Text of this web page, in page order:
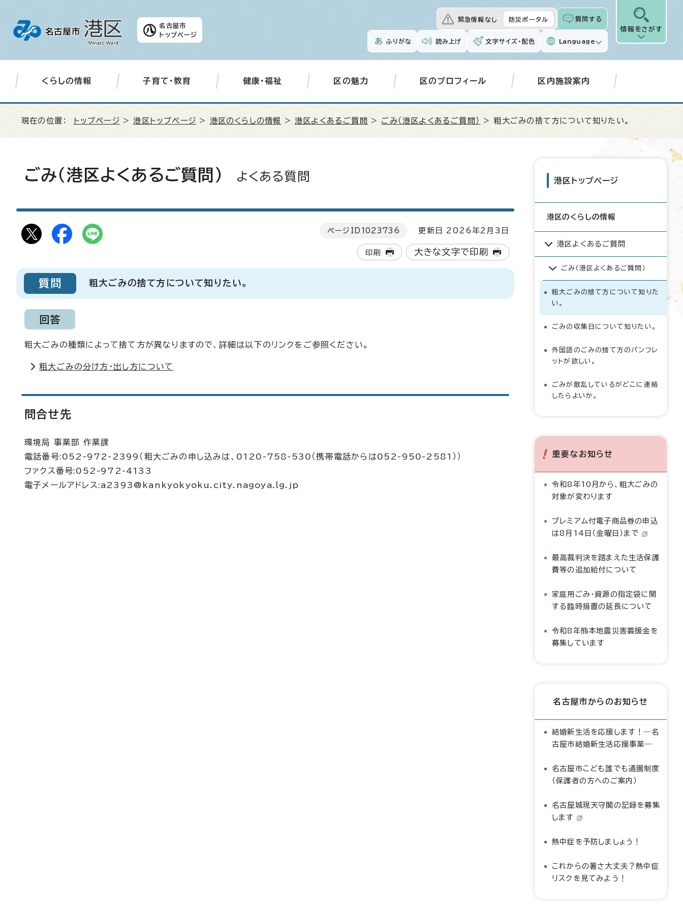
名古屋市
トップページ
緊急情報なし 防災ポータル 質問する
ふりがな 読み上げ 文字サイズ・配色 Language
情報をさがす
くらしの情報 子育て・教育 健康・福祉 区の魅力 区のプロフィール 区内施設案内
現在の位置： トップページ >港区トップページ > 港区のくらしの情報 >港区よくあるご質問 > ごみ（港区よくあるご質問） > 粗大ごみの捨て方について知りたい。
ごみ（港区よくあるご質問） よくある質問
ページID 1023736 更新日 2026年2月3日
印刷 大きな文字で印刷
質問 粗大ごみの捨て方について知りたい。
回答
粗大ごみの種類によって捨て方が異なりますので、詳細は以下のリンクをご参照ください。
粗大ごみの分け方・出し方について
問合せ先
環境局 事業部 作業課
電話番号:052-972-2399（粗大ごみの申し込みは、0120-758-530（携帯電話からは052-950-2581））
ファクス番号:052-972-4133
電子メールアドレス:a2393@kankyokyoku.city.nagoya.lg.jp
港区トップページ
港区のくらしの情報
港区よくあるご質問
ごみ（港区よくあるご質問）
粗大ごみの捨て方について知りた
い。
ごみの収集日について知りたい。
外国語のごみの捨て方のパンフレ
ットが欲しい。
ごみが散乱しているがどこに連絡
したらよいか。
重要なお知らせ
令和8年10月から、粗大ごみの
対象が変わります
プレミアム付電子商品券の申込
は8月14日（金曜日）まで
最高裁判決を踏まえた生活保護
費等の追加給付について
家庭用ごみ・資源の指定袋に関
する臨時措置の延長について
令和8年熊本地震災害義援金を
募集しています
名古屋市からのお知らせ
結婚新生活を応援します！―名
古屋市結婚新生活応援事業―
名古屋市こども誰でも通園制度
（保護者の方へのご案内）
名古屋城現天守閣の記録を募集
します
熱中症を予防しましょう！
これからの暑さ大丈夫？熱中症
リスクを見てみよう！